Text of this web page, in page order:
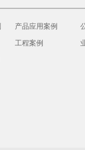
产品应用案例
工程案例